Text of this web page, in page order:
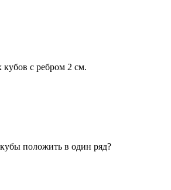
с ребром 2 см.
положить в один ряд?